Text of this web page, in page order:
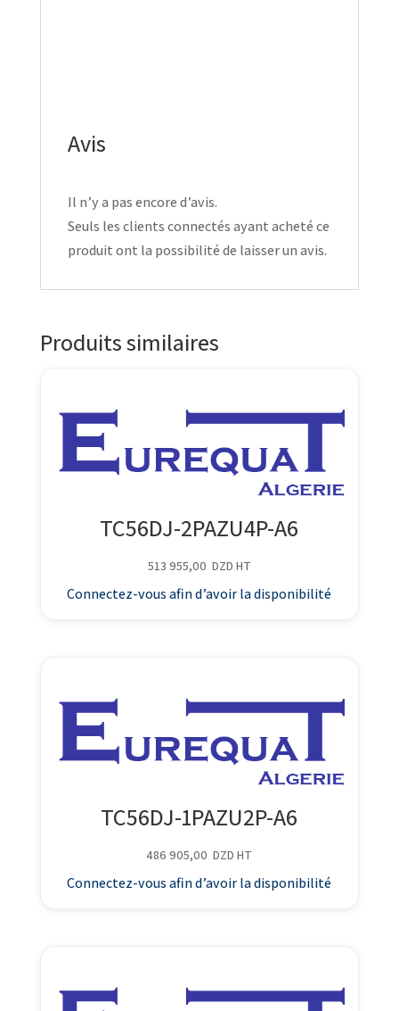
Avis
Il n’y a pas encore d’avis.
Seuls les clients connectés ayant acheté ce
produit ont la possibilité de laisser un avis.
Produits similaires
TC56DJ-2PAZU4P-A6
513 955,00 DZD HT
Connectez-vous afin d’avoir la disponibilité
TC56DJ-1PAZU2P-A6
486 905,00 DZD HT
Connectez-vous afin d’avoir la disponibilité